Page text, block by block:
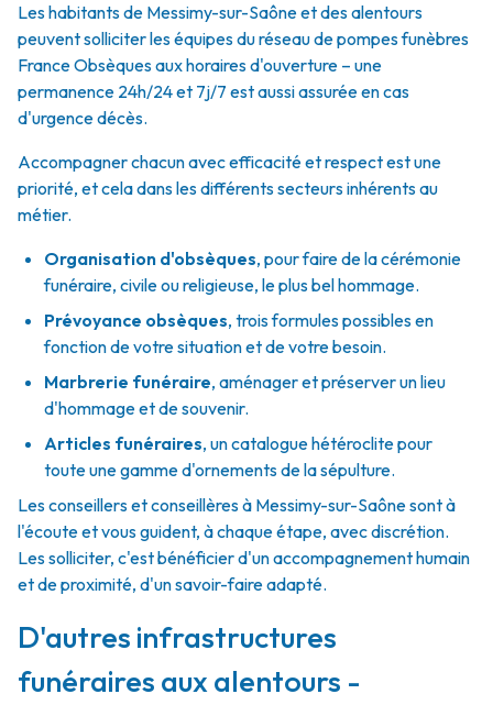
Les habitants de Messimy-sur-Saône et des alentours
peuvent solliciter les équipes du réseau de pompes funèbres
France Obsèques aux horaires d'ouverture – une
permanence 24h/24 et 7j/7 est aussi assurée en cas
d'urgence décès.
Accompagner chacun avec efficacité et respect est une
priorité, et cela dans les différents secteurs inhérents au
métier.
Organisation d'obsèques, pour faire de la cérémonie
funéraire, civile ou religieuse, le plus bel hommage.
Prévoyance obsèques, trois formules possibles en
fonction de votre situation et de votre besoin.
Marbrerie funéraire, aménager et préserver un lieu
d'hommage et de souvenir.
Articles funéraires, un catalogue hétéroclite pour
toute une gamme d'ornements de la sépulture.
Les conseillers et conseillères à Messimy-sur-Saône sont à
l'écoute et vous guident, à chaque étape, avec discrétion.
Les solliciter, c'est bénéficier d'un accompagnement humain
et de proximité, d'un savoir-faire adapté.
D'autres infrastructures
funéraires aux alentours -